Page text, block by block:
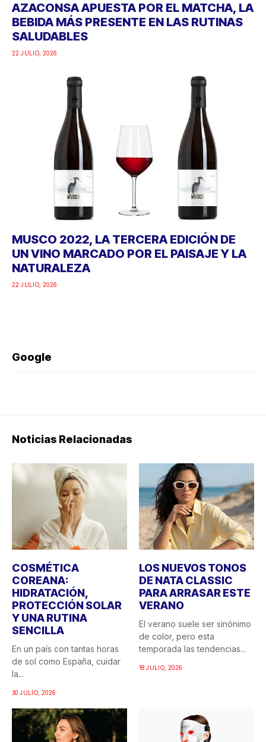
AZACONSA APUESTA POR EL MATCHA, LA
BEBIDA MÁS PRESENTE EN LAS RUTINAS
SALUDABLES
22 JULIO, 2026
MUSCO 2022, LA TERCERA EDICIÓN DE
UN VINO MARCADO POR EL PAISAJE Y LA
NATURALEZA
22 JULIO, 2026
Google
Noticias Relacionadas
COSMÉTICA
COREANA:
HIDRATACIÓN,
PROTECCIÓN SOLAR
Y UNA RUTINA
SENCILLA
En un país con tantas horas
de sol como España, cuidar
la...
30 JULIO, 2026
LOS NUEVOS TONOS
DE NATA CLASSIC
PARA ARRASAR ESTE
VERANO
El verano suele ser sinónimo
de color, pero esta
temporada las tendencias...
18 JULIO, 2026